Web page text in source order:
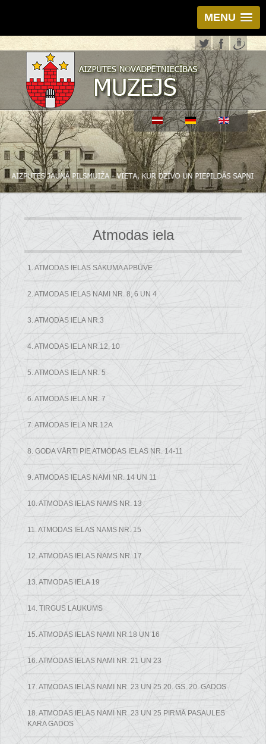
MENU
Atmodas iela
1. ATMODAS IELAS SĀKUMA APBŪVE
2. ATMODAS IELAS NAMI NR. 8, 6 UN 4
3. ATMODAS IELA NR.3
4. ATMODAS IELA NR.12, 10
5. ATMODAS IELA NR. 5
6. ATMODAS IELA NR. 7
7. ATMODAS IELA NR.12A
8. GODA VĀRTI PIE ATMODAS IELAS NR. 14-11
9. ATMODAS IELAS NAMI NR. 14 UN 11
10. ATMODAS IELAS NAMS NR. 13
11. ATMODAS IELAS NAMS NR. 15
12. ATMODAS IELAS NAMS NR. 17
13. ATMODAS IELA 19
14. TIRGUS LAUKUMS
15. ATMODAS IELAS NAMI NR.18 UN 16
16. ATMODAS IELAS NAMI NR. 21 UN 23
17. ATMODAS IELAS NAMI NR. 23 UN 25 20. GS. 20. GADOS
18. ATMODAS IELAS NAMI NR. 23 UN 25 PIRMĀ PASAULES
KARA GADOS